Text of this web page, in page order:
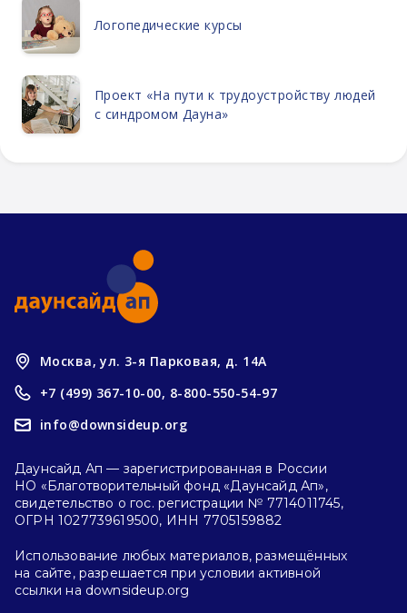
Логопедические курсы
Проект «На пути к трудоустройству людей
с синдромом Дауна»
Москва, ул. 3-я Парковая, д. 14А
+7 (499) 367-10-00, 8-800-550-54-97
info@downsideup.org
Даунсайд Ап — зарегистрированная в России
НО «Благотворительный фонд «Даунсайд Ап»,
свидетельство о гос. регистрации № 7714011745,
ОГРН 1027739619500, ИНН 7705159882
Использование любых материалов, размещённых
на сайте, разрешается при условии активной
ссылки на downsideup.org